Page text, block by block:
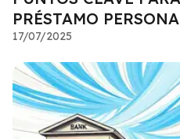
PRÉSTAMO
17/07/2025